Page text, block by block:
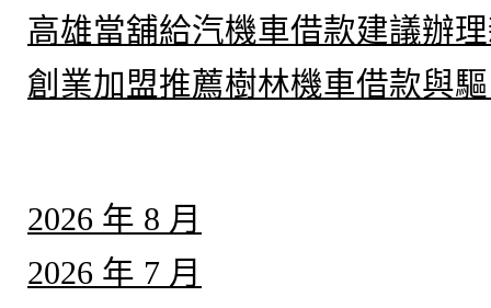
高雄當舖給汽機車借款建議辦
創業加盟推薦樹林機車借款與
2026 年 8 月
2026 年 7 月